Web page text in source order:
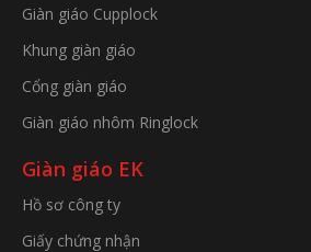
Giàn giáo Cupplock
Khung giàn giáo
Cổng giàn giáo
Giàn giáo nhôm Ringlock
Giàn giáo EK
Hồ sơ công ty
Giấy chứng nhận